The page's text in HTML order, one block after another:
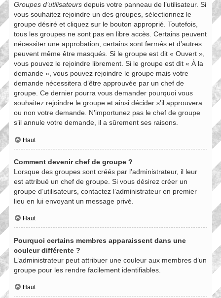
Groupes d’utilisateurs depuis votre panneau de l’utilisateur. Si
vous souhaitez rejoindre un des groupes, sélectionnez le
groupe désiré et cliquez sur le bouton approprié. Toutefois,
tous les groupes ne sont pas en libre accès. Certains peuvent
nécessiter une approbation, certains sont fermés et d’autres
peuvent même être masqués. Si le groupe est dit « Ouvert »,
vous pouvez le rejoindre librement. Si le groupe est dit « À la
demande », vous pouvez rejoindre le groupe mais votre
demande nécessitera d’être approuvée par un chef de
groupe. Ce dernier pourra vous demander pourquoi vous
souhaitez rejoindre le groupe et ainsi décider s’il approuvera
ou non votre demande. N’importunez pas le chef de groupe
s’il annule votre demande, il a sûrement ses raisons.
Haut
Comment devenir chef de groupe ?
Lorsque des groupes sont créés par l’administrateur, il leur
est attribué un chef de groupe. Si vous désirez créer un
groupe d’utilisateurs, contactez l’administrateur en premier
lieu en lui envoyant un message privé.
Haut
Pourquoi certains membres apparaissent dans une
couleur différente ?
L’administrateur peut attribuer une couleur aux membres d’un
groupe pour les rendre facilement identifiables.
Haut